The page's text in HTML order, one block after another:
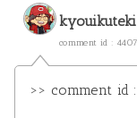
kyouikuteki
comment id :
>> comment id :